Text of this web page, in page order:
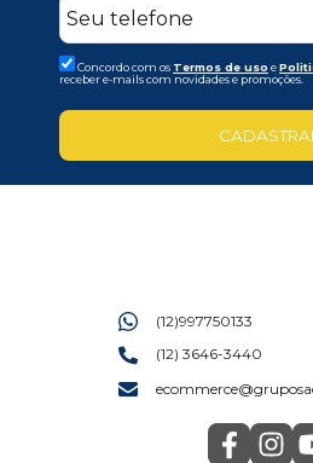
Concordo com os Termos de uso e
receber e-mails com novidades e promoções.
(12)997750133
(12) 3646-3440